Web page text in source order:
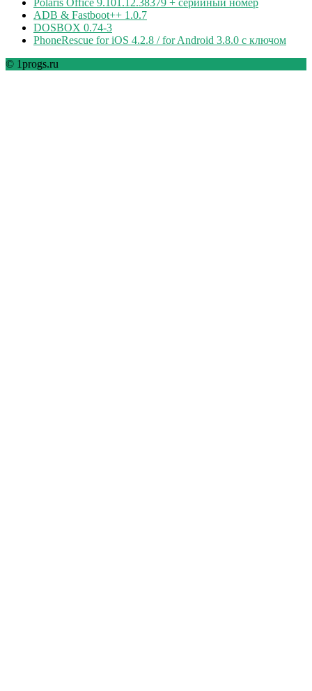
Polaris Office 9.101.12.38379 + серийный номер
ADB & Fastboot++ 1.0.7
DOSBOX 0.74-3
PhoneRescue for iOS 4.2.8 / for Android 3.8.0 с ключом
© 1progs.ru